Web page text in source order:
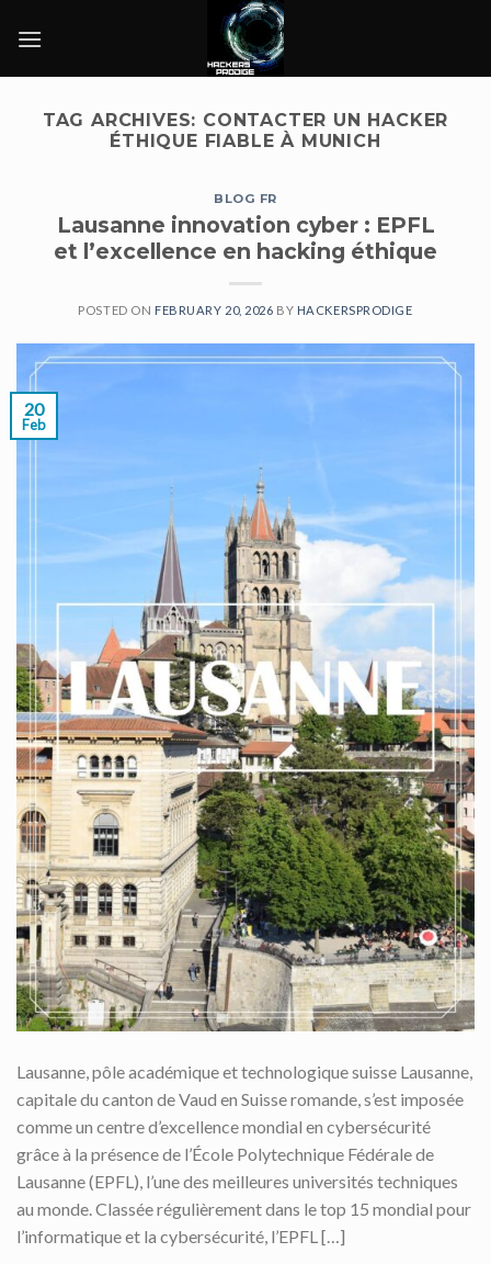
TAG ARCHIVES: CONTACTER UN HACKER
ÉTHIQUE FIABLE À MUNICH
BLOG FR
Lausanne innovation cyber : EPFL
et l’excellence en hacking éthique
POSTED ON FEBRUARY 20, 2026 BY HACKERSPRODIGE
20
Feb
Lausanne, pôle académique et technologique suisse Lausanne,
capitale du canton de Vaud en Suisse romande, s’est imposée
comme un centre d’excellence mondial en cybersécurité
grâce à la présence de l’École Polytechnique Fédérale de
Lausanne (EPFL), l’une des meilleures universités techniques
au monde. Classée régulièrement dans le top 15 mondial pour
l’informatique et la cybersécurité, l’EPFL […]